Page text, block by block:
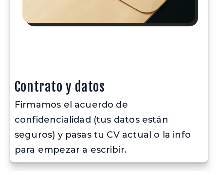
Contrato y datos
Firmamos el acuerdo de
confidencialidad (tus datos están
seguros) y pasas tu CV actual o la info
para empezar a escribir.